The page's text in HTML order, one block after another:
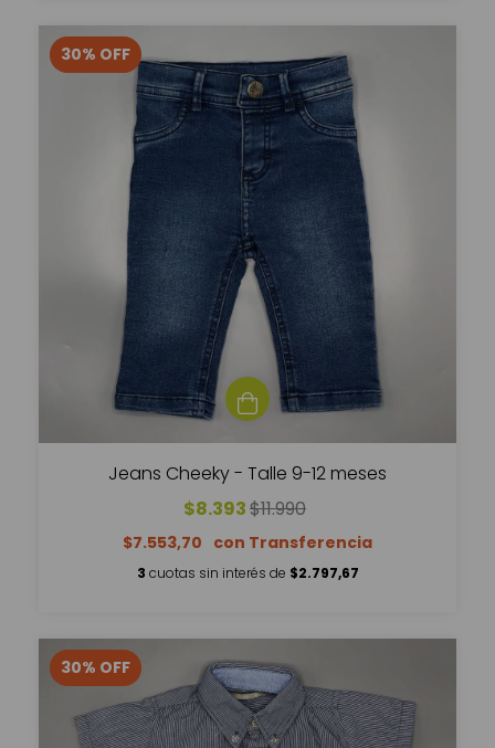
30% OFF
Jeans Cheeky - Talle 9-12 meses
$8.393$11.990
$7.553,70
3 cuotas sin interés de $2.797,67
30% OFF